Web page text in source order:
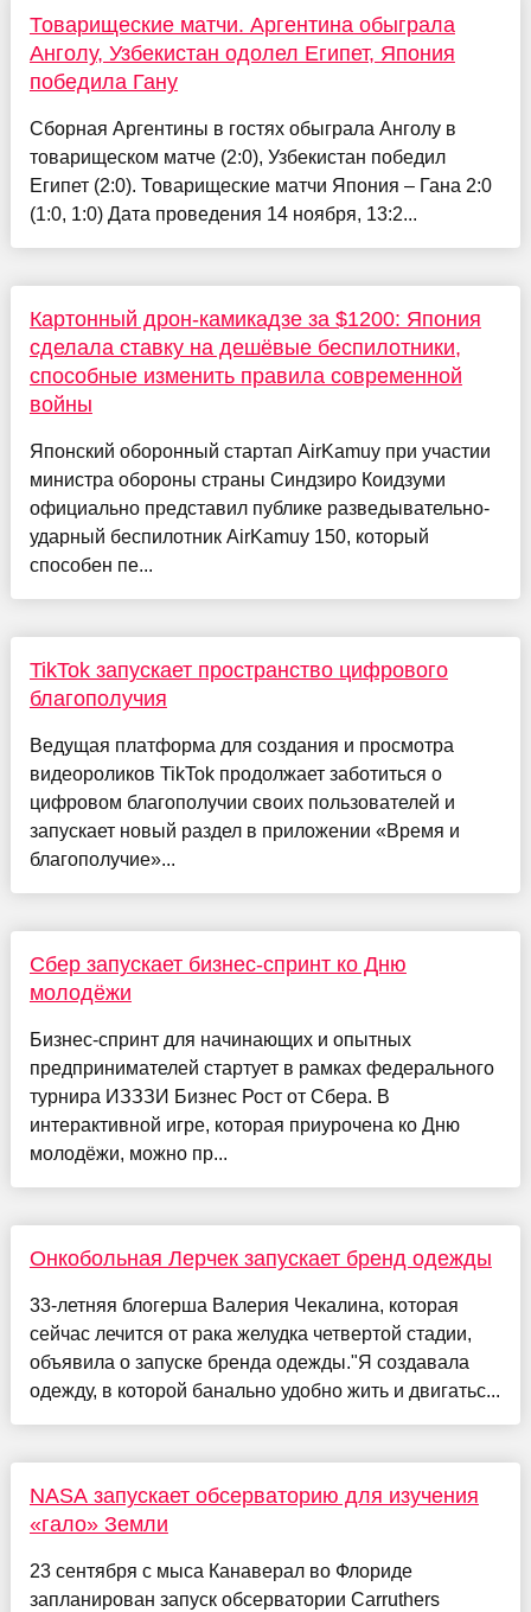
Товарищеские матчи. Аргентина обыграла
Анголу, Узбекистан одолел Египет, Япония
победила Гану
Сборная Аргентины в гостях обыграла Анголу в
товарищеском матче (2:0), Узбекистан победил
Египет (2:0). Товарищеские матчи Япония – Гана 2:0
(1:0, 1:0) Дата проведения 14 ноября, 13:2...
Картонный дрон-камикадзе за $1200: Япония
сделала ставку на дешёвые беспилотники,
способные изменить правила современной
войны
Японский оборонный стартап AirKamuy при участии
министра обороны страны Синдзиро Коидзуми
официально представил публике разведывательно-
ударный беспилотник AirKamuy 150, который
способен пе...
TikTok запускает пространство цифрового
благополучия
Ведущая платформа для создания и просмотра
видеороликов TikTok продолжает заботиться о
цифровом благополучии своих пользователей и
запускает новый раздел в приложении «Время и
благополучие»...
Сбер запускает бизнес-спринт ко Дню
молодёжи
Бизнес-спринт для начинающих и опытных
предпринимателей стартует в рамках федерального
турнира ИЗЗЗИ Бизнес Рост от Сбера. В
интерактивной игре, которая приурочена ко Дню
молодёжи, можно пр...
Онкобольная Лерчек запускает бренд одежды
33-летняя блогерша Валерия Чекалина, которая
сейчас лечится от рака желудка четвертой стадии,
объявила о запуске бренда одежды."Я создавала
одежду, в которой банально удобно жить и двигатьс...
NASA запускает обсерваторию для изучения
«гало» Земли
23 сентября с мыса Канаверал во Флориде
запланирован запуск обсерватории Carruthers